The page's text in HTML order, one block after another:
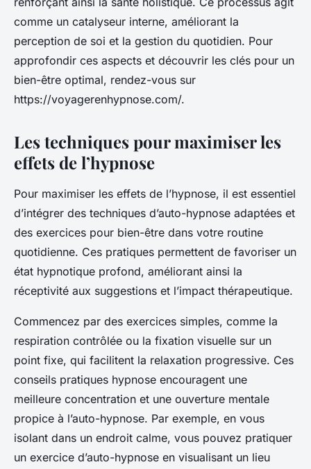
comme un catalyseur interne, améliorant la
perception de soi et la gestion du quotidien. Pour
approfondir ces aspects et découvrir les clés pour un
bien-être optimal, rendez-vous sur
https://voyagerenhypnose.com/.
Les techniques pour maximiser les
effets de l’hypnose
Pour maximiser les effets de l’hypnose, il est essentiel
d’intégrer des techniques d’auto-hypnose adaptées et
des exercices pour bien-être dans votre routine
quotidienne. Ces pratiques permettent de favoriser un
état hypnotique profond, améliorant ainsi la
réceptivité aux suggestions et l’impact thérapeutique.
Commencez par des exercices simples, comme la
respiration contrôlée ou la fixation visuelle sur un
point fixe, qui facilitent la relaxation progressive. Ces
conseils pratiques hypnose encouragent une
meilleure concentration et une ouverture mentale
propice à l’auto-hypnose. Par exemple, en vous
isolant dans un endroit calme, vous pouvez pratiquer
un exercice d’auto-hypnose en visualisant un lieu